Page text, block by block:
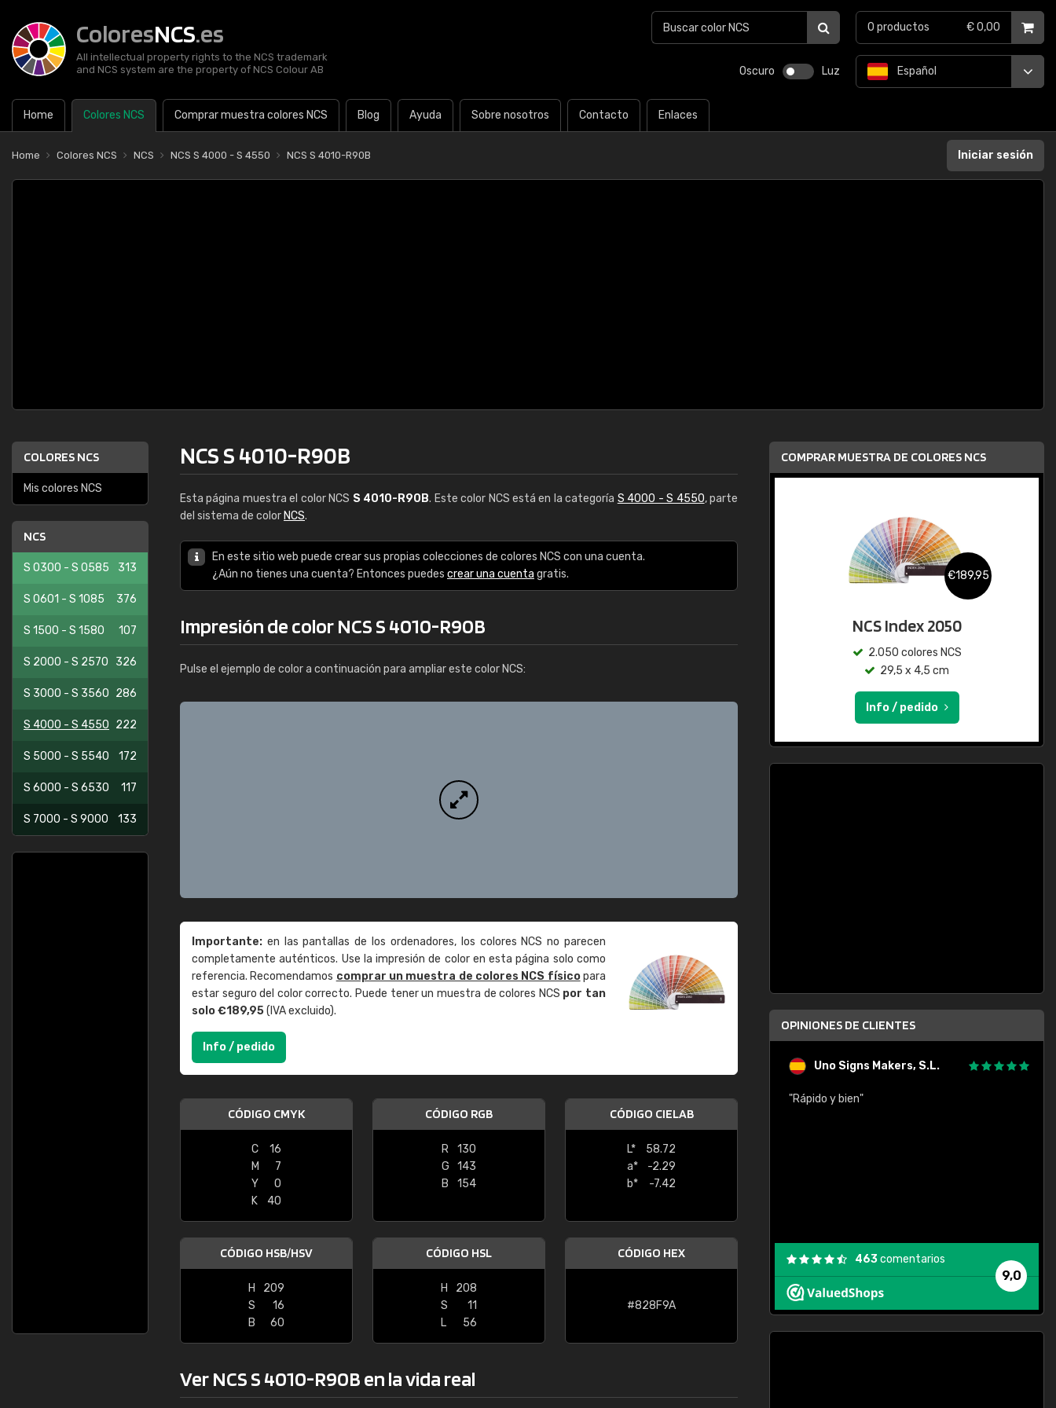
ColoresNCS.es
All intellectual property rights to the NCS trademark
and NCS system are the property of NCS Colour AB
Oscuro Luz
Home Colores NCS Comprar muestra colores NCS Blog Ayuda Sobre nosotros Contacto Enlaces
Español
0 productos € 0,00
Home Colores NCS NCS NCS S 4000 - S 4550 NCS S 4010-R90B Iniciar sesión
COLORES NCS
Mis colores NCS
NCS
S 0300 - S 0585 313
S 0601 - S 1085 376
S 1500 - S 1580 107
S 2000 - S 2570 326
S 3000 - S 3560 286
S 4000 - S 4550 222
S 5000 - S 5540 172
S 6000 - S 6530 117
S 7000 - S 9000 133
NCS S 4010-R90B
Esta página muestra el color NCS S 4010-R90B. Este color NCS está en la categoría S 4000 - S 4550, parte
del sistema de color NCS.
En este sitio web puede crear sus propias colecciones de colores NCS con una cuenta.
¿Aún no tienes una cuenta? Entonces puedes crear una cuenta gratis.
Impresión de color NCS S 4010-R90B
Pulse el ejemplo de color a continuación para ampliar este color NCS:
Importante: en las pantallas de los ordenadores, los colores NCS no parecen
completamente auténticos. Use la impresión de color en esta página solo como
referencia. Recomendamos comprar un muestra de colores NCS físicopara
estar seguro del color correcto. Puede tener un muestra de colores NCS por tan
solo €189,95(IVA excluido).
Info / pedido
CÓDIGO CMYK
C
16
M
7
Y
0
K
40
CÓDIGO RGB
R
130
G
143
B
154
CÓDIGO CIELAB
L*
58.72
a*
-2.29
b*
-7.42
CÓDIGO HSB/HSV
H
209
S
16
B
60
CÓDIGO HSL
H
208
S
11
L
56
CÓDIGO HEX
#828F9A
Ver NCS S 4010-R90B en la vida real
COMPRAR MUESTRA DE COLORES NCS
€189,95
NCS Index 2050
2.050 colores NCS
29,5 x 4,5 cm
Info / pedido
OPINIONES DE CLIENTES
"Buen servicio. No obstante No es fácil
encontrar/comprar lo que se busca"
Uno Signs Makers, S.L.
"Rápido y bien"
9,0
463comentarios